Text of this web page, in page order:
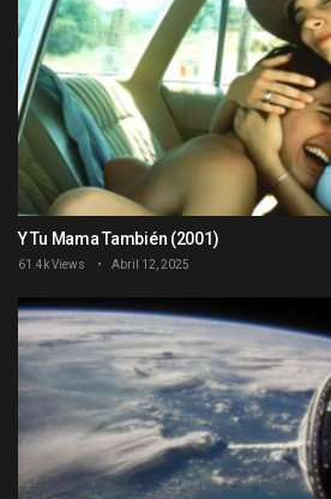
Y Tu Mama También (2001)
61.4k Views Abril 12, 2025